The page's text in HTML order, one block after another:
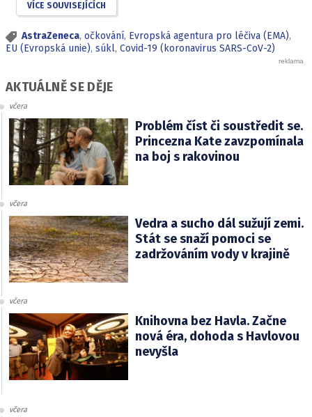
VÍCE SOUVISEJÍCÍCH
AstraZeneca, očkování, Evropská agentura pro léčiva (EMA),
EU (Evropská unie), súkl, Covid-19 (koronavirus SARS-CoV-2)
AKTUÁLNĚ SE DĚJE
včera
Problém číst či soustředit se.
Princezna Kate zavzpomínala
na boj s rakovinou
včera
Vedra a sucho dál sužují zemi.
Stát se snaží pomoci se
zadržováním vody v krajině
včera
Knihovna bez Havla. Začne
nová éra, dohoda s Havlovou
nevyšla
včera